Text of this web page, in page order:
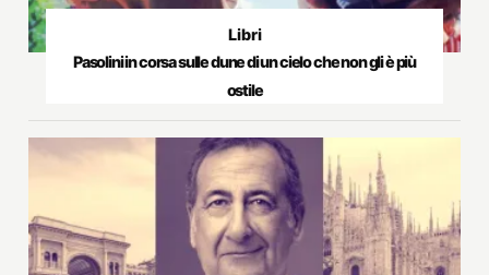
Libri
Pasolini in corsa sulle dune di un cielo che non gli è più
ostile